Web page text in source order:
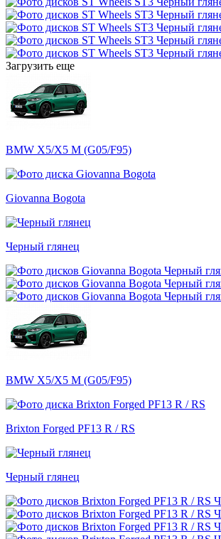
Загрузить еще
BMW X5/X5 M (G05/F95)
Giovanna Bogota
Черный глянец
BMW X5/X5 M (G05/F95)
Brixton Forged PF13 R / RS
Черный глянец